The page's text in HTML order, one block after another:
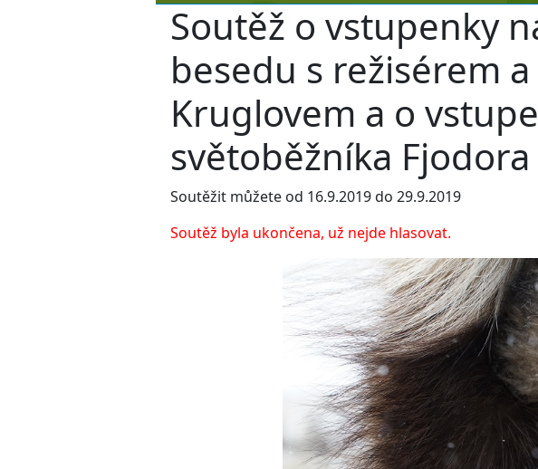
Soutěž o vstupenky
besedu s režisérem
Kruglovem a o
světoběžníka
Soutěžit můžete od 16.9.2019 do 29.9.2019
Soutěž byla ukončena, už nejde hlasovat.